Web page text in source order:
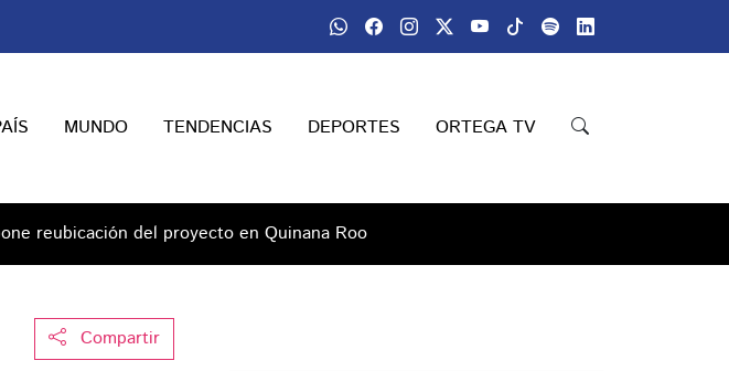
MUNDO TENDENCIAS DEPORTES ORTEGA TV
reubicación del proyecto en Quinana Roo
Compartir